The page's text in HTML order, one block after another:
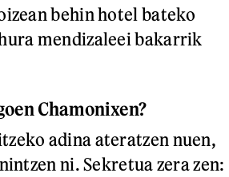
behin hotel bateko
mendizaleei bakarrik
Chamonixen?
adina ateratzen nuen,
ni. Sekretua zera zen: